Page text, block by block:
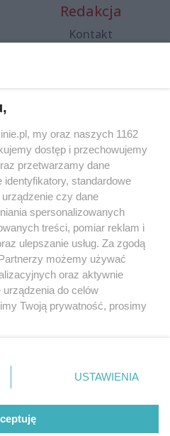
Redakcja
Kontakt
Specjalny koncert z okazji
20. urodzin portalu
wSzczecinie.pl
Regulamin konkursów
śniadaniówka "Hej
Szczecin! Jest piątek!"
by GOD
my oraz naszych 1162
dostęp i przechowujemy
przetwarzamy dane
identyfikatory, standardowe
czy dane
spersonalizowanych
treści, pomiar reklam i
ulepszanie usług. Za zgodą
możemy używać
oraz aktywnie
do celów
Twoją prywatność, prosimy
lewym dolnym rogu strony
danych nie wymagają
będą miały
USTAWIENIA